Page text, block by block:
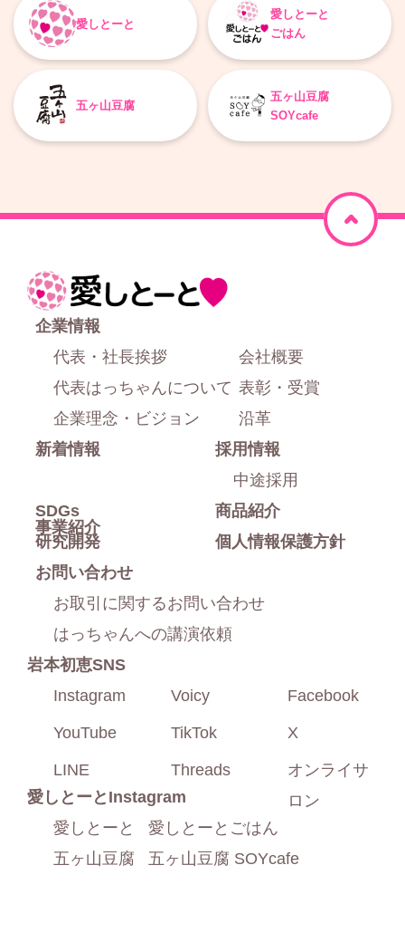
愛しとーと
愛しとーと
ごはん
五ヶ山豆腐
五ヶ山豆腐
SOYcafe
ペ
ー
ホ
ー
企業情報
代表・社長挨拶
代表はっちゃんについて
企業理念・ビジョン
会社概要
表彰・受賞
沿革
採用情報
中途採用
事業紹介
商品紹介
研究開発
新着情報
個人情報保護方針
SDGs
お問い合わせ
お取引に関するお問い合わせ
はっちゃんへの講演依頼
岩本初恵SNS
Instagram
Voicy Facebook
YouTube TikTok X
LINE Threads
オンライサ
ロン
愛しとーと Instagram
愛しとーと
愛しとーとごはん
五ヶ山豆腐
五ヶ山豆腐 SOYcafe